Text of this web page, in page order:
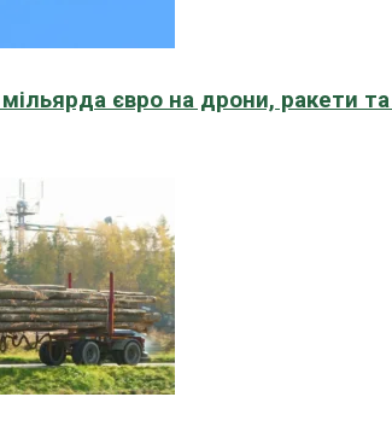
мільярда євро на дрони, ракети